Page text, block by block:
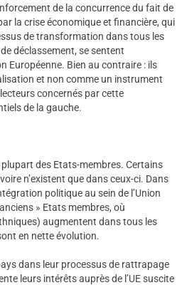
de la concurrence du fait de
la crise économique et financière, qui
de transformation dans tous les
déclassement, se sentent
Européenne. Bien au contraire : ils
et non comme un instrument
concernés par cette
de la gauche.
des Etats-membres. Certains
n’existent que dans ceux-ci. Dans
politique au sein de l’Union
» Etats membres, où
augmentent dans tous les
en nette évolution.
dans leur processus de rattrapage
leurs intérêts auprès de l’UE suscite